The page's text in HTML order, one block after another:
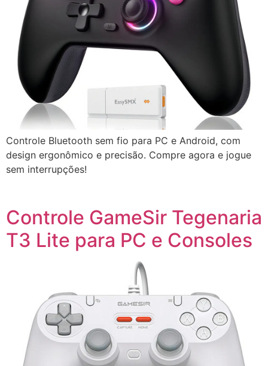
Controle Bluetooth sem fio para PC e Android, com
design ergonômico e precisão. Compre agora e jogue
sem interrupções!
Controle GameSir Tegenaria
T3 Lite para PC e Consoles